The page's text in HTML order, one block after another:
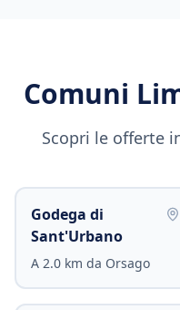
Comuni
Scopri le offerte
Godega di
Sant'Urbano
A 2.0 km da Orsago